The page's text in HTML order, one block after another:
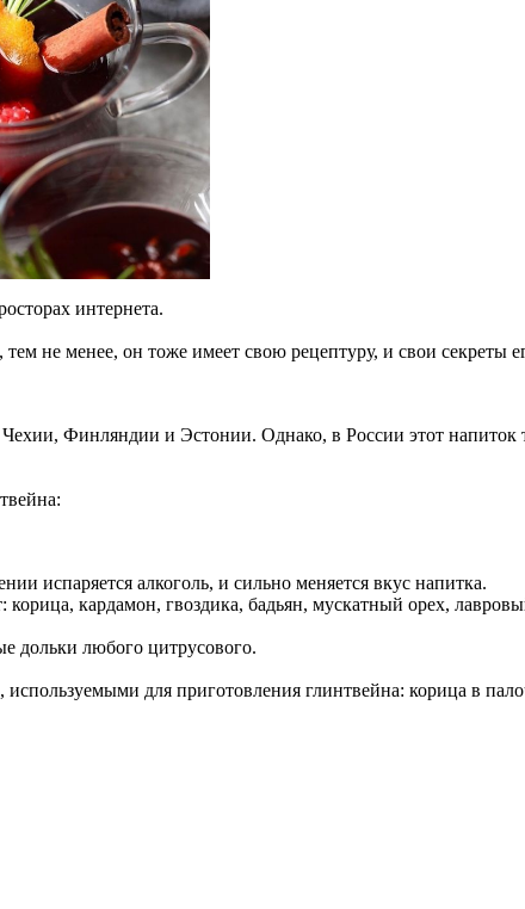
интернета.
не менее, он тоже имеет свою рецептуру, и свои секреты
Финляндии и Эстонии. Однако, в России этот напиток
испаряется алкоголь, и сильно меняется вкус напитка.
кардамон, гвоздика, бадьян, мускатный орех,
дольки любого цитрусового.
для приготовления глинтвейна: корица в